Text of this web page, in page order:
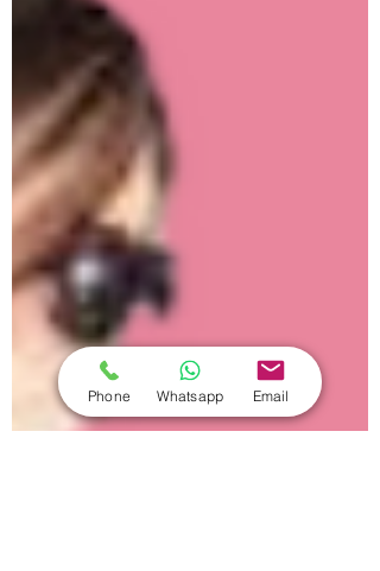
Phone Whatsapp Email